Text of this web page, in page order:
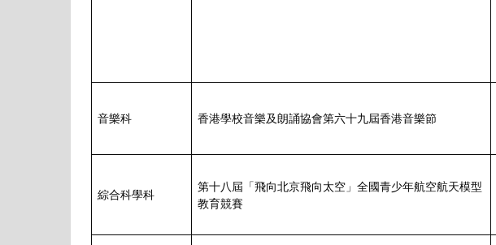
音樂科 香港學校音樂及朗誦協會第六十九屆香港音樂節
綜合科學科
第十八屆「飛向北京飛向太空」全國青少年航空航天模型
教育競賽